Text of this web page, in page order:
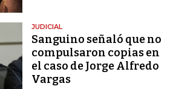
JUDICIAL
Sanguino señaló que no
compulsaron copias en
el caso de Jorge Alfredo
Vargas